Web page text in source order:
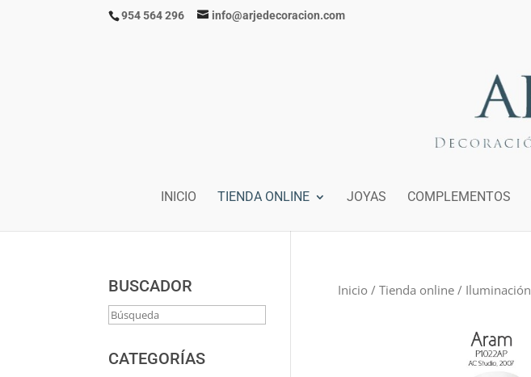
954 564 296 info@arjedecoracion.com
INICIO TIENDA ONLINE JOYAS COMPLEMENTOS
Inicio / Tienda online/ Iluminación
BUSCADOR
CATEGORÍAS